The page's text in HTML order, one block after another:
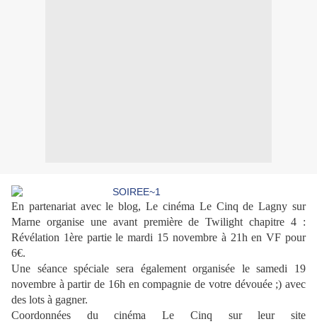
En partenariat avec le blog, Le cinéma Le Cinq de Lagny sur
Marne organise une avant première de Twilight chapitre 4 :
Révélation 1ère partie le mardi 15 novembre à 21h en VF pour
6€.
Une séance spéciale sera également organisée le samedi 19
novembre à partir de 16h en compagnie de votre dévouée ;) avec
des lots à gagner.
Coordonnées du cinéma Le Cinq sur leur site